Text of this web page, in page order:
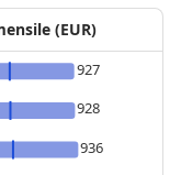
(EUR)
927
928
936